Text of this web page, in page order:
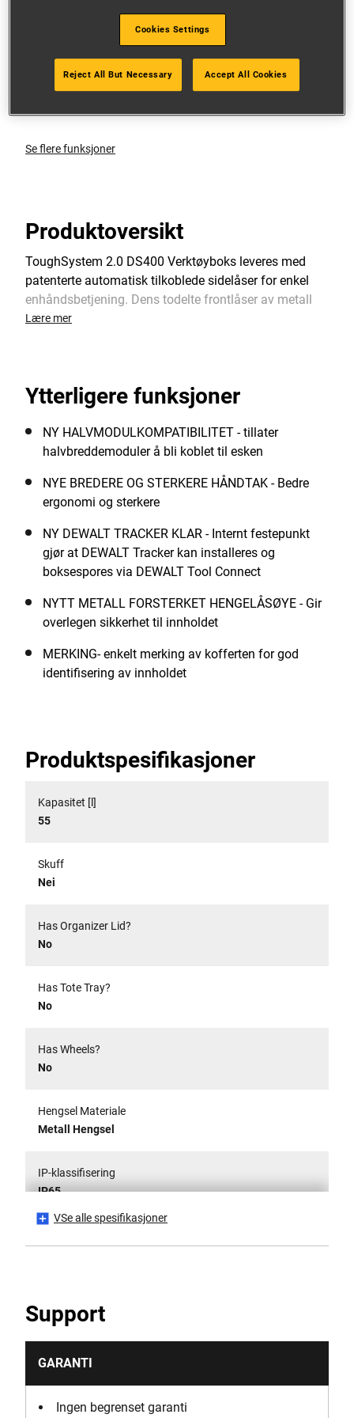
NO - NEW EASYCLOSE METAL WIRE FRONT
LATCHES - Providing Easy One Handed Operation
NYE HENGSLER SOM GJØR STABLING ENKELT -
Intuitive, enkle å bruke og tidsbesparende hengsler
Se flere funksjoner
Produktoversikt
ToughSystem 2.0 DS400 Verktøyboks leveres med
patenterte automatisk tilkoblede sidelåser for enkel
enhåndsbetjening. Dens todelte frontlåser av metall
gir holdbarhet når du fester verktøy inne. Den er IP65-
ToughSystem 2.0 verktøyboks er kompatibel med alle
ToughSystem-produkter
Lære mer
Ytterligere funksjoner
NY HALVMODULKOMPATIBILITET - tillater
halvbreddemoduler å bli koblet til esken
NYE BREDERE OG STERKERE HÅNDTAK - Bedre
ergonomi og sterkere
NY DEWALT TRACKER KLAR - Internt festepunkt
gjør at DEWALT Tracker kan installeres og
boksespores via DEWALT Tool Connect
NYTT METALL FORSTERKET HENGELÅSØYE - Gir
overlegen sikkerhet til innholdet
MERKING- enkelt merking av kofferten for god
identifisering av innholdet
Produktspesifikasjoner
Kapasitet [l]
55
Skuff
Nei
Has Organizer Lid?
No
Has Tote Tray?
No
Has Wheels?
No
Hengsel Materiale
Metall Hengsel
IP-klassifisering
IP65
Yes
Lås materiale
VSe alle spesifikasjoner
Support
GARANTI
Ingen begrenset garanti
Cookies Settings
Reject All But Necessary Accept All Cookies